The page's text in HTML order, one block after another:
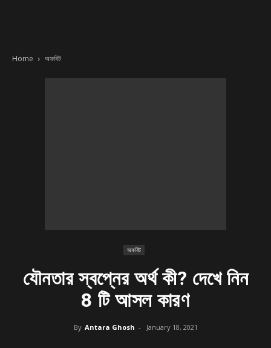
Home অফবিট
অফবিট
যৌনতার স্বপ্নের অর্থ কী? দেখে নিন
8 টি আসল কারণ
By Antara Ghosh - January 18, 2021